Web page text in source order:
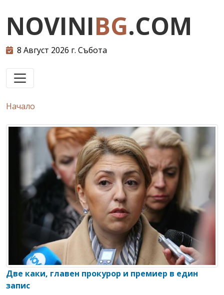
NOVINIBG.COM
8 Август 2026 г. Събота
Начало
Две каки, главен прокурор и премиер в един
запис